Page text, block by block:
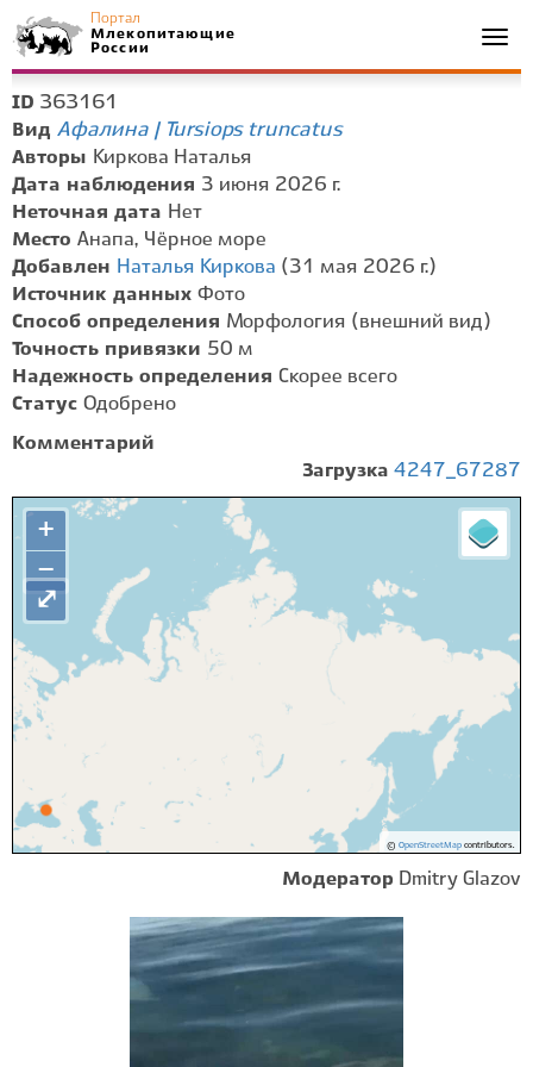
Портал
Млекопитающие
России
ID 363161
Вид Афалина | Tursiops truncatus
Авторы Киркова Наталья
Дата наблюдения 3 июня 2026 г.
Неточная дата Нет
Место Анапа, Чёрное море
Добавлен Наталья Киркова (31 мая 2026 г.)
Источник данных Фото
Способ определения Морфология (внешний вид)
Точность привязки 50 м
Надежность определения Скорее всего
Статус Одобрено
Комментарий
Загрузка 4247_67287
+
−
© OpenStreetMapcontributors.
⤢
Модератор Dmitry Glazov